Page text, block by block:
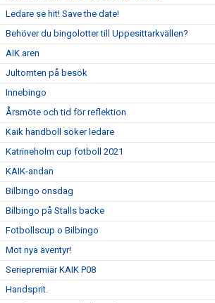
Ledare se hit! Save the date!
Behöver du bingolotter till Uppesittarkvällen?
AIK aren
Jultomten på besök
Innebingo
Årsmöte och tid för reflektion
Kaik handboll söker ledare
Katrineholm cup fotboll 2021
KAIK-andan
Bilbingo onsdag
Bilbingo på Stalls backe
Fotbollscup o Bilbingo
Mot nya äventyr!
Seriepremiär KAIK P08
Handsprit.